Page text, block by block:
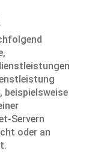
beispielsweise
Servern
oder an